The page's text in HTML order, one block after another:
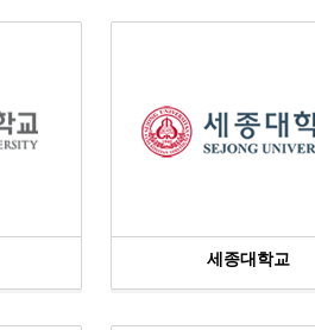
세종대학교